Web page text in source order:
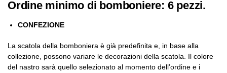
Ordine minimo di bomboniere: 6 pezzi.
CONFEZIONE
La scatola della bomboniera è già predefinita e, in base alla
collezione, possono variare le decorazioni della scatola. Il colore
del nastro sarà quello selezionato al momento dell’ordine e i